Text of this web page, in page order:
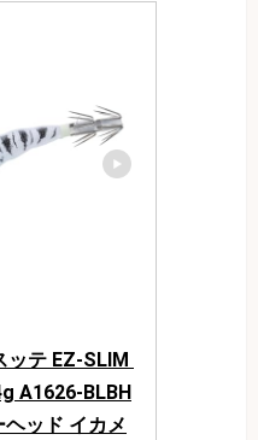
ッテ EZ-SLIM
A1626-BLBH
ッド イカメ